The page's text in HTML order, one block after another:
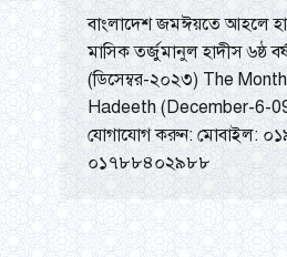
বাংলাদেশ জমঈয়তে আহলে
মাসিক তর্জুমানুল হাদীস ৬ষ্ঠ
(ডিসেম্বর-২০২৩) The
Hadeeth (December-6-
যোগাযোগ করুন: মোবাইল:
০১৭৮৮৪০২৯৮৮